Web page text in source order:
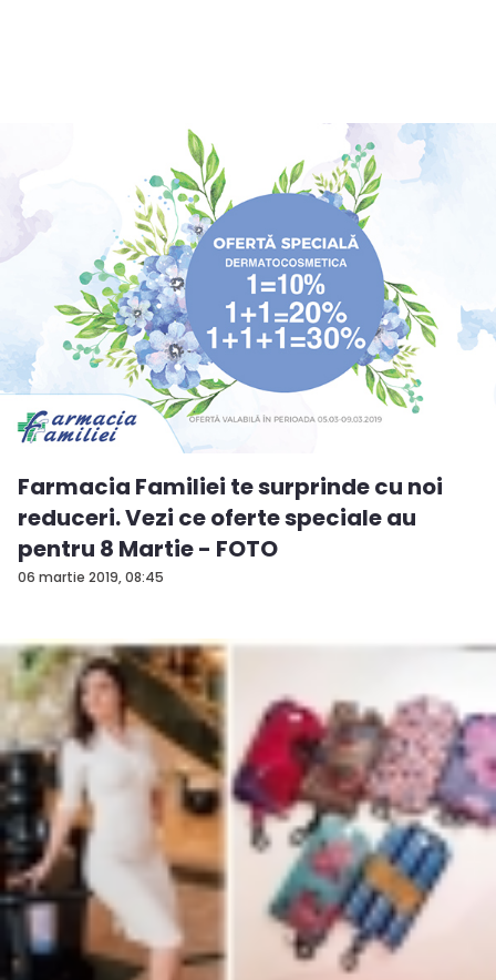
06 martie 2019, 08:45
Farmacia Familiei te surprinde cu noi
reduceri. Vezi ce oferte speciale au
pentru 8 Martie - FOTO